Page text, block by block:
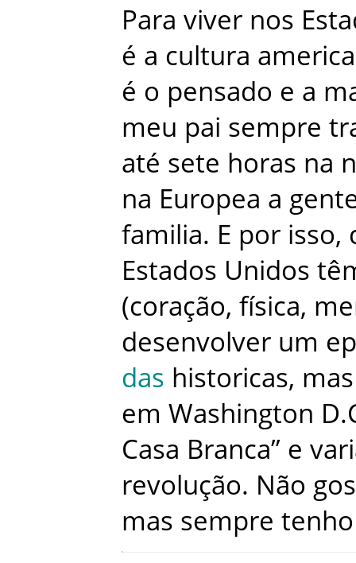
Para viver nos
é a cultura america
é o pensado e a
meu pai sempre
até sete horas na
na Europea a
familia. E por isso,
Estados Unidos
(coração, física,
desenvolver um
das historicas, mas
em Washington
Casa Branca” e
revolução. Não
mas sempre tenho